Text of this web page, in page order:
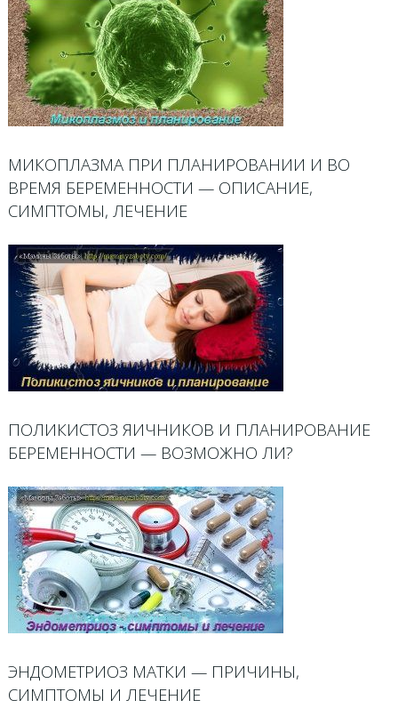
МИКОПЛАЗМА ПРИ ПЛАНИРОВАНИИ И ВО
ВРЕМЯ БЕРЕМЕННОСТИ — ОПИСАНИЕ,
СИМПТОМЫ, ЛЕЧЕНИЕ
ПОЛИКИСТОЗ ЯИЧНИКОВ И ПЛАНИРОВАНИЕ
БЕРЕМЕННОСТИ — ВОЗМОЖНО ЛИ?
ЭНДОМЕТРИОЗ МАТКИ — ПРИЧИНЫ,
СИМПТОМЫ И ЛЕЧЕНИЕ